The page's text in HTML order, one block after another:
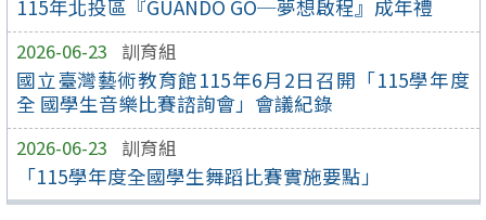
115年北投區『GUANDO GO─夢想啟程』成年禮
2026-06-23 訓育組
國立臺灣藝術教育館115年6月2日召開「115學年度
全 國學生音樂比賽諮詢會」會議紀錄
2026-06-23 訓育組
「115學年度全國學生舞蹈比賽實施要點」